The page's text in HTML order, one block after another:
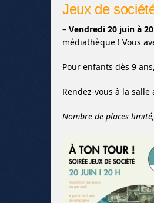
Jeux de
– Vendredi 20 juin à
médiathèque ! Vous
Pour enfants dès 9
Rendez-vous à la
Nombre de places